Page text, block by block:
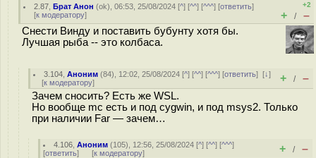
2.87 ,Брат Анон (ok), 06:53, 25/08/2024 [^] [^^] [^^^] [ответить]
[к модератору]
+2
+ / –
Снести Винду и поставить бубунту хотя бы.
Лучшая рыба -- это колбаса.
3.104 ,Аноним (84), 12:02, 25/08/2024 [^] [^^] [^^^] [ответить][↓]
[к модератору] + / –
Зачем сносить? Есть же WSL.
Но вообще mc есть и под cygwin, и под msys2. Только
при наличии Far — зачем…
4.106 ,Аноним (105), 12:56, 25/08/2024 [^] [^^] [^^^]
[ответить] [к модератору] + / –